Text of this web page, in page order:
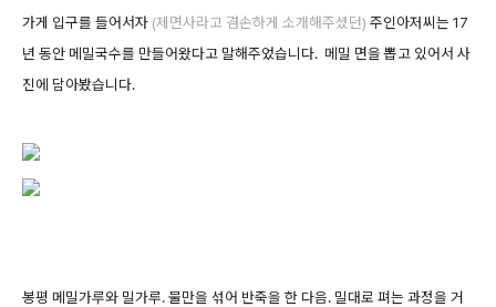
가게 입구를 들어서자 (제면사라고 겸손하게 소개해주셨던) 주인아저씨는 17
년 동안 메밀국수를 만들어왔다고 말해주었습니다. 메밀 면을 뽑고 있어서 사
진에 담아봤습니다.
봉평 메밀가루와 밀가루. 물만을 섞어 반죽을 한 다음. 밀대로 펴는 과정을 거